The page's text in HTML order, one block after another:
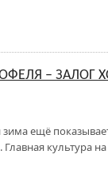
– ЗАЛОГ
ещё
Главная культура